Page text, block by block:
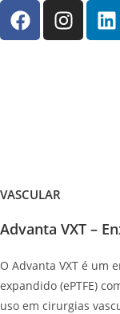
VASCULAR
Advanta VXT –
O Advanta VXT é
expandido (ePTFE)
uso em cirurgias